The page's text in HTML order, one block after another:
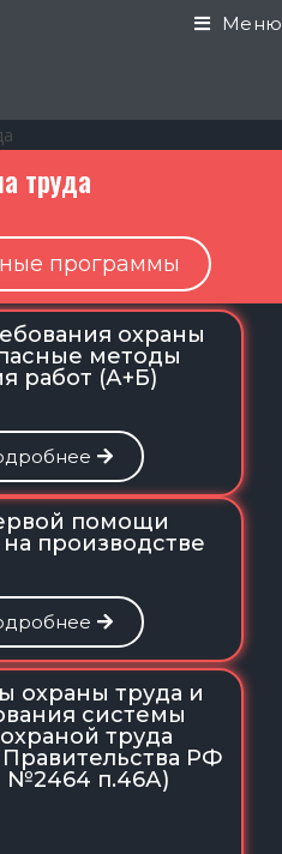
Меню
труда
программы
охраны
методы
работ (А+Б)
помощи
производстве
охраны труда и
системы
труда
РФ
№2464 п.46А)